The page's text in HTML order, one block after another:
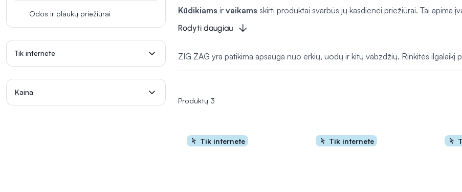
Odos ir plaukų priežiūrai
Tik internete
Kaina
Kūdikiams ir vaikams skirti produktai svarbūs jų kasdienei priežiūrai. Tai apima
kūdikių ir vyresnių vaikų odai, ir šampūnai, skirti palaikyti plaukus švarius ir
efektyvią burnos higieną
Rodyti daugiau
ZIG ZAG yra patikima apsauga nuo erkių, uodų ir kitų vabzdžių. Rinkitės ilgalaikį
Produktų 3
Tik internete Tik internete